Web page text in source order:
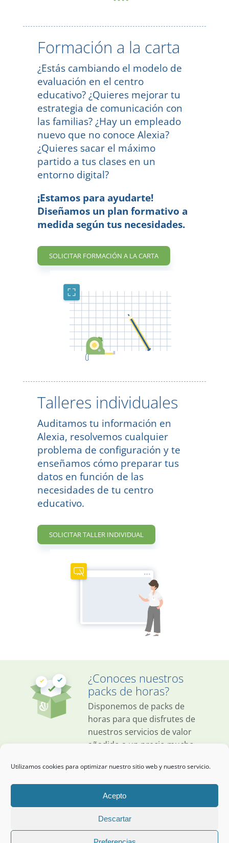
Utilizamos cookies para optimizar nuestro sitio web y nuestro servicio.
Acepto
Descartar
Formación a la carta
¿Estás cambiando el modelo de
evaluación en el centro
educativo? ¿Quieres mejorar tu
estrategia de comunicación con
las familias? ¿Hay un empleado
nuevo que no conoce Alexia?
¿Quieres sacar el máximo
partido a tus clases en un
entorno digital?
¡Estamos para ayudarte!
Diseñamos un plan formativo a
medida según tus necesidades.
SOLICITAR FORMACIÓN A LA CARTA
Talleres individuales
Auditamos tu información en
Alexia, resolvemos cualquier
problema de configuración y te
enseñamos cómo preparar tus
datos en función de las
necesidades de tu centro
educativo.
SOLICITAR TALLER INDIVIDUAL
¿Conoces nuestros
packs de horas?
Disponemos de packs de
horas para que disfrutes de
nuestros servicios de valor
añadido a un precio mucho
formacion.gestion@educaria.com
para contratar tu pack.
Aviso legal|Protección de datos|Política de cookies|Política de